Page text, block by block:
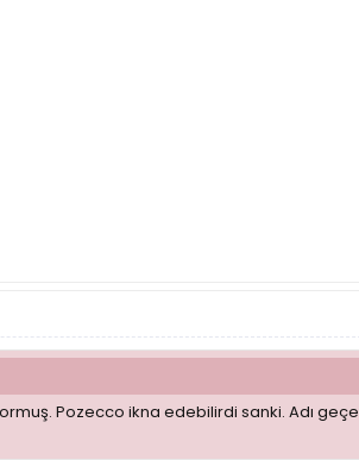
Pozecco ikna edebilirdi sanki. Adı